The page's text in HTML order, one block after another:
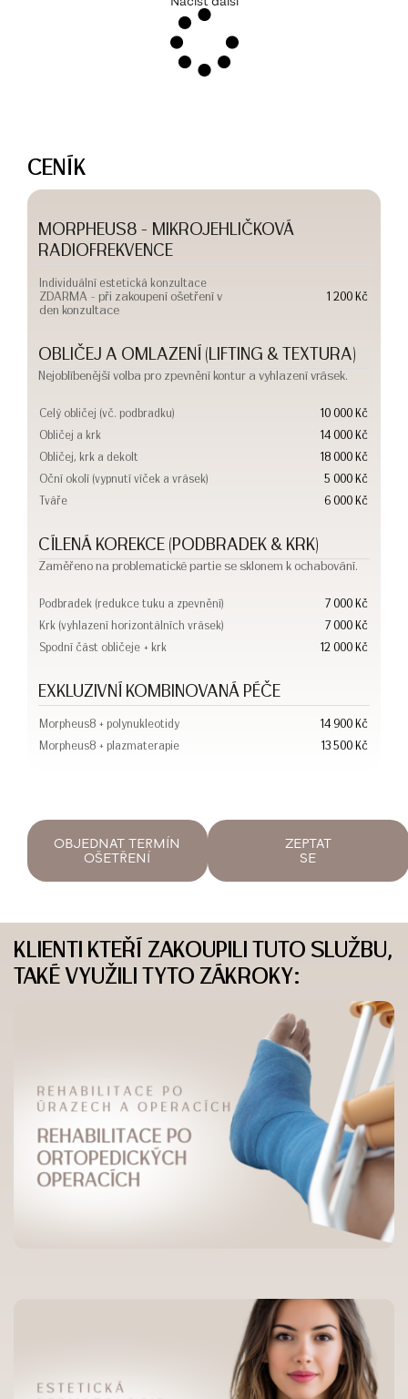
CENÍK
MORPHEUS8 - MIKROJEHLIČKOVÁ
RADIOFREKVENCE
Individuální estetická konzultace
ZDARMA - při zakoupení ošetření v
den konzultace
1 200 Kč
OBLIČEJ A OMLAZENÍ (LIFTING & TEXTURA)
Nejoblíbenější volba pro zpevnění kontur a vyhlazení vrásek.
Celý obličej (vč. podbradku)
10 000 Kč
Obličej a krk
14 000 Kč
Obličej, krk a dekolt
18 000 Kč
Oční okolí (vypnutí víček a vrásek)
5 000 Kč
Tváře
6 000 Kč
CÍLENÁ KOREKCE (PODBRADEK & KRK)
Zaměřeno na problematické partie se sklonem k ochabování.
Podbradek (redukce tuku a zpevnění)
7 000 Kč
Krk (vyhlazení horizontálních vrásek)
7 000 Kč
Spodní část obličeje + krk
12 000 Kč
EXKLUZIVNÍ KOMBINOVANÁ PÉČE
Morpheus8 + polynukleotidy
14 900 Kč
Morpheus8 + plazmaterapie
13 500 Kč
OBJEDNAT TERMÍN
OŠETŘENÍ
ZEPTAT
SE
KLIENTI KTEŘÍ ZAKOUPILI TUTO SLUŽBU,
TAKÉ VYUŽILI TYTO ZÁKROKY: